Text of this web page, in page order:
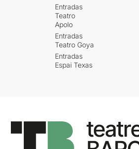
Entradas
Teatro
Apolo
Entradas
Teatro Goya
Entradas
Espai Texas